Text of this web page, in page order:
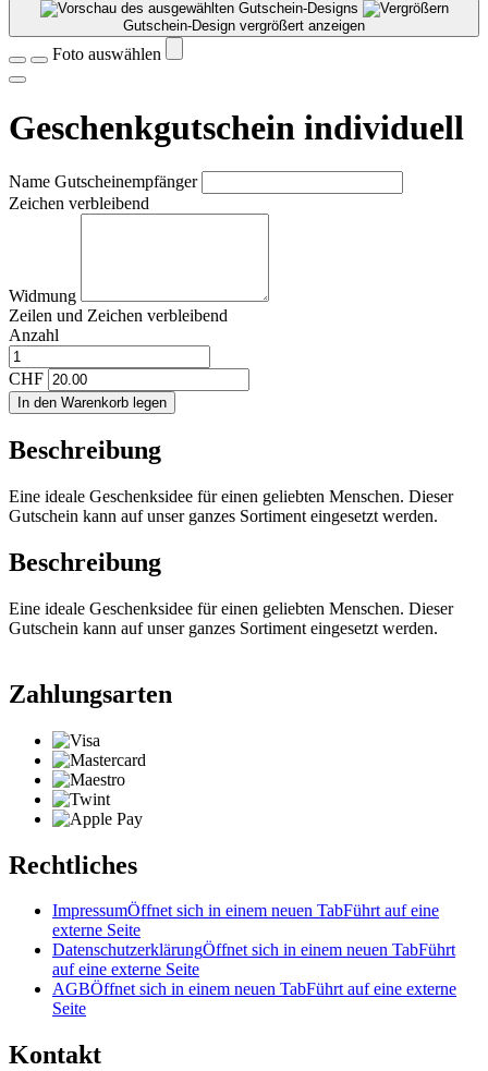
Gutschein-Design vergrößert anzeigen
Foto auswählen
Geschenkgutschein individuell
Name Gutscheinempfänger
Zeichen verbleibend
Widmung
Zeilen und Zeichen verbleibend
Anzahl
CHF
In den Warenkorb legen
Beschreibung
Eine ideale Geschenksidee für einen geliebten Menschen. Dieser
Gutschein kann auf unser ganzes Sortiment eingesetzt werden.
Beschreibung
Eine ideale Geschenksidee für einen geliebten Menschen. Dieser
Gutschein kann auf unser ganzes Sortiment eingesetzt werden.
Zahlungsarten
Rechtliches
ImpressumÖffnet sich in einem neuen TabFührt auf eine
externe Seite
DatenschutzerklärungÖffnet sich in einem neuen TabFührt
auf eine externe Seite
AGBÖffnet sich in einem neuen TabFührt auf eine externe
Seite
Kontakt